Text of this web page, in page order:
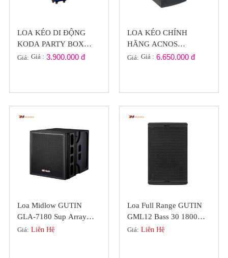
LOA KÉO DI ĐỘNG
KODA PARTY BOX
2120 LED ĐỔI MÀU
Giá: Giá : 3.900.000 đ
LOA KÉO CHÍNH
HÃNG ACNOS
BEATBOX KB43 ( VUI
Giá: Giá : 6.650.000 đ
Loa Midlow GUTIN
GLA-7180 Sup Array
Chuyên Nghiệp Bass 50
Giá: Liên Hệ
Loa Full Range GUTIN
GML12 Bass 30 1800W,
Đồng Bộ Bass Trep
Giá: Liên Hệ